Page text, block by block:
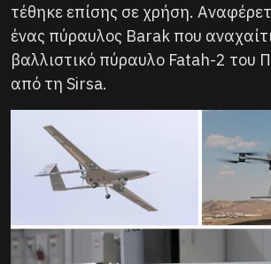
τέθηκε επίσης σε χρήση.
ένας πύραυλος Barak που
βαλλιστικό πύραυλο Fatah-2 του
από τη Sirsa.